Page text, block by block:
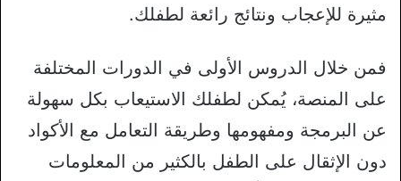
مثيرة للإعجاب ونتائج رائعة لطفلك.
فمن خلال الدروس الأولى في الدورات المختلفة
على المنصة، يُمكن لطفلك الاستيعاب بكل سهولة
عن البرمجة ومفهومها وطريقة التعامل مع الأكواد
دون الإثقال على الطفل بالكثير من المعلومات